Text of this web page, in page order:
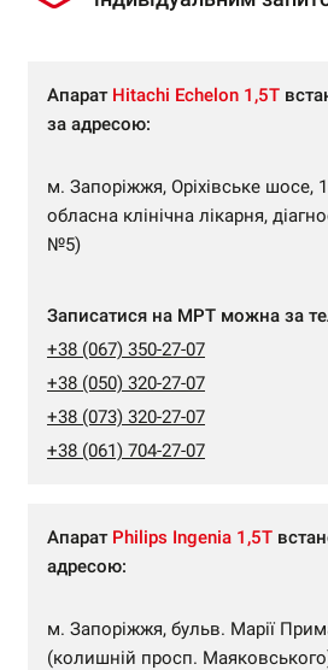
Апарат Hitachi Echelon 1,5Т
за адресою:
м. Запоріжжя, Оріхівське шосе,
обласна клінічна лікарня,
№5)
Записатися на МРТ можна за
+38 (067) 350-27-07
+38 (050) 320-27-07
+38 (073) 320-27-07
+38 (061) 704-27-07
Апарат Philips Ingenia 1,5Т
адресою:
м. Запоріжжя, бульв. Марії
(колишній просп.